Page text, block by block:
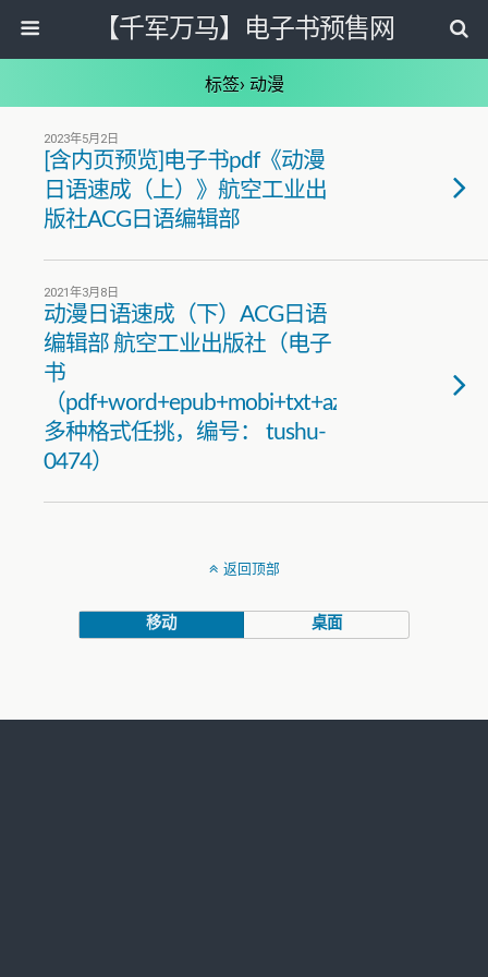
【千军万马】电子书预售网
标签› 动漫
2023年5月2日
[含内页预览]电子书pdf《动漫
日语速成（上）》航空工业出
版社ACG日语编辑部
2021年3月8日
动漫日语速成（下）ACG日语
编辑部 航空工业出版社（电子
书
（pdf+word+epub+mobi+txt+azw3）
多种格式任挑，编号： tushu-
0474）
返回顶部
移动 桌面